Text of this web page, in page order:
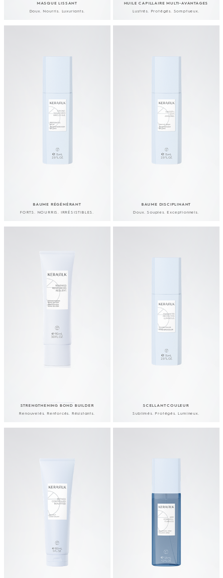
MASQUE LISSANT
Doux. Nourris. Luxuriants.
HUILE CAPILLAIRE MULTI-AVANTAGES
Lustrés. Protégés. Somptueux.
BAUME RÉGÉNÉRANT
FORTS. NOURRIS. IRRÉSISTIBLES.
BAUME DISCIPLINANT
Doux. Souples. Exceptionnels.
STRENGTHENING BOND BUILDER
Renouvelés. Renforcés. Résistants.
SCELLANT COULEUR
Sublimés. Protégés. Lumineux.